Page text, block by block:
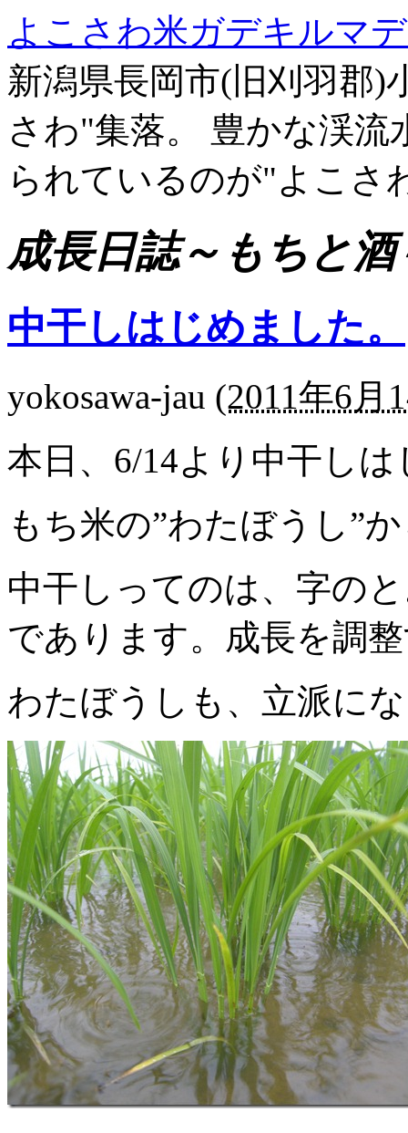
よこさわ米ガデキルマ
新潟県長岡市(旧刈羽郡
さわ"集落。 豊かな渓
られているのが"よこさ
成長日誌～もちと酒
中干しはじめました。
yokosawa-jau (2011年6月
本日、6/14より中干し
もち米の”わたぼうし”
中干しってのは、字の
であります。成長を調
わたぼうしも、立派に